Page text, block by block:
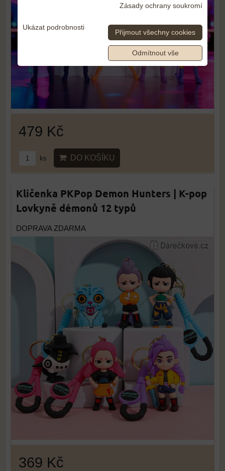
479 Kč
ks DO KOŠÍKU
Klíčenka PKPop Demon Hunters | K-pop
Lovkyně démonů 12 typů
DOPRAVA ZDARMA
369 Kč
Zásady ochrany soukromí
Ukázat podrobnosti
Přijmout všechny cookies
Odmítnout vše